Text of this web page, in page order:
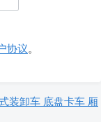
协议。
装卸车 底盘卡车 厢